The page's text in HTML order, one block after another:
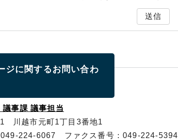
送信
ジに関するお問い合わ
議事課 議事担当
川越市元町1丁目3番地1
049-224-6067 ファクス番号：049-224-5394